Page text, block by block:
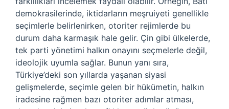
demokrasilerinde, iktidarların meşruiyeti genellikle
seçimlerle belirlenirken, otoriter rejimlerde bu
durum daha karmaşık hale gelir. Çin gibi ülkelerde,
tek parti yönetimi halkın onayını seçmelerle değil,
ideolojik uyumla sağlar. Bunun yanı sıra,
Türkiye’deki son yıllarda yaşanan siyasi
gelişmelerde, seçimle gelen bir hükümetin, halkın
iradesine rağmen bazı otoriter adımlar atması,